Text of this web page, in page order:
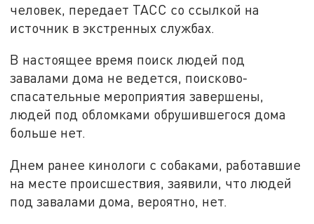
человек, передает ТАСС со ссылкой на
источник в экстренных службах.
В настоящее время поиск людей под
завалами дома не ведется, поисково-
спасательные мероприятия завершены,
людей под обломками обрушившегося дома
больше нет.
Днем ранее кинологи с собаками, работавшие
на месте происшествия, заявили, что людей
под завалами дома, вероятно, нет.